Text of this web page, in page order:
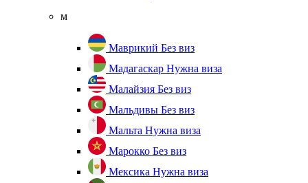
м
Маврикий Без виз
Мадагаскар Нужна виза
Малайзия Без виз
Мальдивы Без виз
Мальта Нужна виза
Марокко Без виз
Мексика Нужна виза